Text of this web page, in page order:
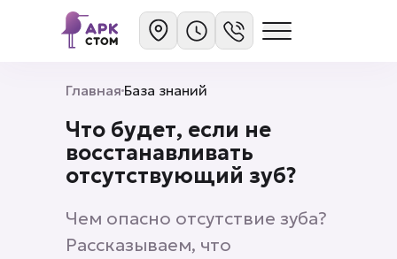
Главная База знаний
Что будет, если не
восстанавливать
отсутствующий зуб?
Чем опасно отсутствие зуба?
Рассказываем, что